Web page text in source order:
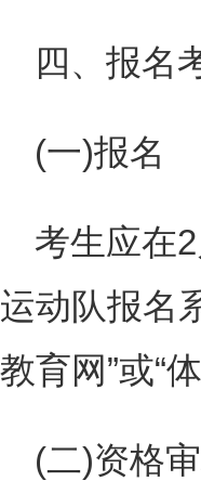
四、报名
(一)报名
考生应在
运动队报名
教育网”或“
(二)资格